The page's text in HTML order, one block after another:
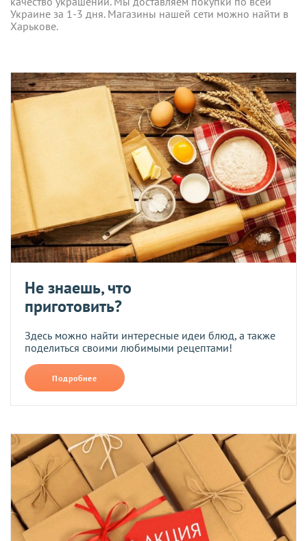
Украине за 1-3 дня. Магазины нашей сети можно найти в
Харькове.
Не знаешь, что
приготовить?
Здесь можно найти интересные идеи блюд, а также
поделиться своими любимыми рецептами!
Подробнее